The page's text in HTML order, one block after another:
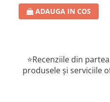
ADAUGA IN COS
⭐Recenziile din
produsele și serviciile